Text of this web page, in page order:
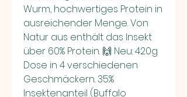
Wurm, hochwertiges Protein in
ausreichender Menge. Von
Natur aus enthält das Insekt
über 60% Protein. 🙌 Neu: 420g
Dose in 4 verschiedenen
Geschmäckern. 35%
Insektenanteil (Buffalo